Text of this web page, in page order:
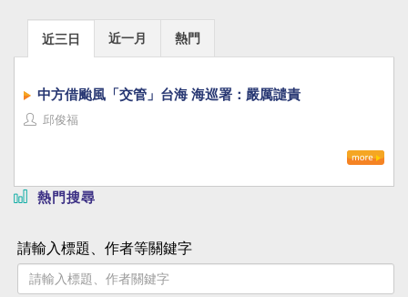
近三日 近一月 熱門
中方借颱風「交管」台海 海巡署：嚴厲譴責
邱俊福
熱門搜尋
請輸入標題、作者等關鍵字